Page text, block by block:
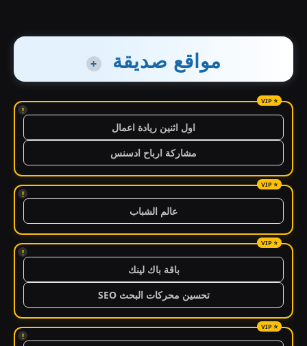
مواقع صديقة +
!
اول اثنين ريادة اعمال
مشاركة ارباح ادسنس
!
عالم الشباب
!
باقة باك لينك
تحسين محركات البحث SEO
!